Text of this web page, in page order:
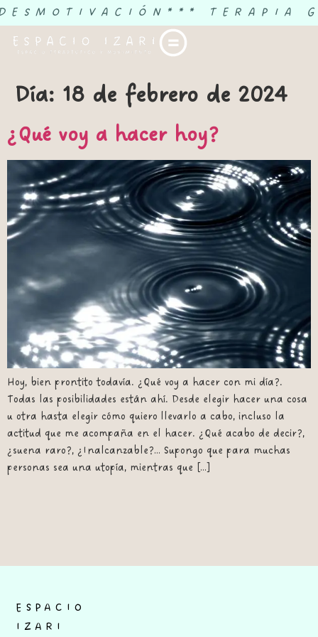
*** TERAPIA
Día: 18 de febrero de 2024
¿Qué voy a hacer hoy?
Hoy, bien prontito todavía. ¿Qué voy a hacer con mi día?.
Todas las posibilidades están ahí. Desde elegir hacer una cosa
u otra hasta elegir cómo quiero llevarlo a cabo, incluso la
actitud que me acompaña en el hacer. ¿Qué acabo de decir?,
¿suena raro?, ¿Inalcanzable?… Supongo que para muchas
personas sea una utopía, mientras que […]
ESPACIO
IZARI